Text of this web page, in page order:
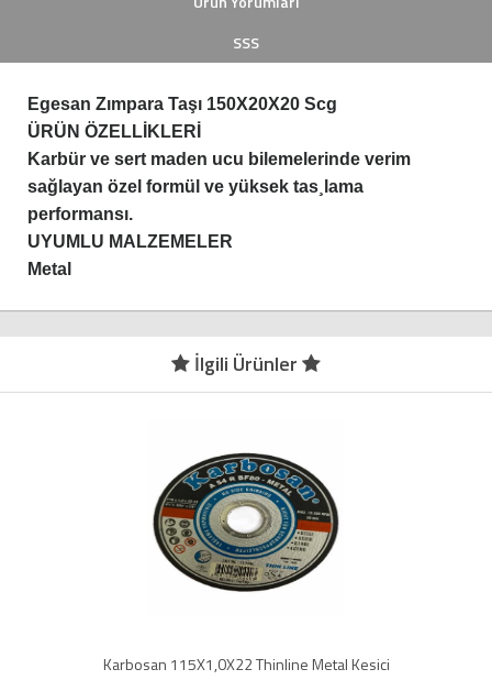
SSS
Egesan Zımpara Taşı 150X20X20 Scg
ÜRÜN ÖZELLİKLERİ
Karbür ve sert maden ucu bilemelerinde verim
sağlayan özel formül ve yüksek tas¸lama
performansı.
UYUMLU MALZEMELER
Metal
İlgili Ürünler
Karbosan 115X1,0X22 Thinline Metal Kesici